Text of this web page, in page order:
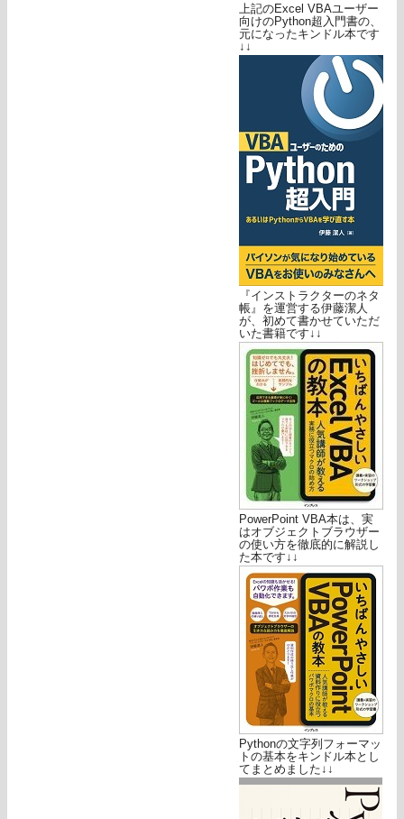
上記のExcel VBAユーザー
向けのPython超入門書の、
元になったキンドル本です
↓↓
『インストラクターのネタ
帳』を運営する伊藤潔人
が、初めて書かせていただ
いた書籍です↓↓
PowerPoint VBA本は、実
はオブジェクトブラウザー
の使い方を徹底的に解説し
た本です↓↓
Pythonの文字列フォーマッ
トの基本をキンドル本とし
てまとめました↓↓